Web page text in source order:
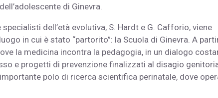
di Ginevra.
dell’età evolutiva, S. Hardt e G. Cafforio, viene
in cui è stato “partorito”: la Scuola di Ginevra. A
la medicina incontra la pedagogia, in un dialogo
e progetti di prevenzione finalizzati al disagio
polo di ricerca scientifica perinatale, dove